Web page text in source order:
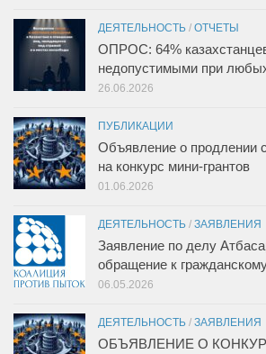
ДЕЯТЕЛЬНОСТЬ / ОТЧЕТЫ
ОПРОС: 64%
недопустимыми при
26.06.2026
ПУБЛИКАЦИИ
Объявление о продлении
на конкурс мини-грантов
01.06.2026
ДЕЯТЕЛЬНОСТЬ / ЗАЯВЛЕНИЯ
Заявление по делу
обращение к
06.05.2026
ДЕЯТЕЛЬНОСТЬ / ЗАЯВЛЕНИЯ
ОБЪЯВЛЕНИЕ О